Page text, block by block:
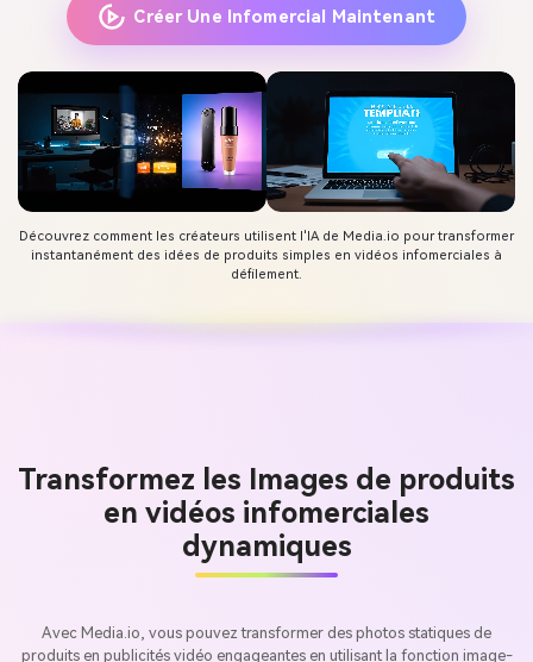
Créer Une Infomercial Maintenant
Découvrez comment les créateurs utilisent l'IA de Media.io pour transformer
instantanément des idées de produits simples en vidéos infomerciales à
défilement.
Transformez les Images de produits
en vidéos infomerciales
dynamiques
Avec Media.io, vous pouvez transformer des photos statiques de
produits en publicités vidéo engageantes en utilisant la fonction image-